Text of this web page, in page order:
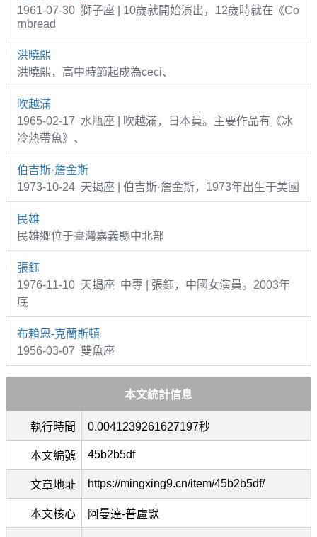
1961-07-30 獅子座 | 10歲就開始演出，12歲時就在《Co
rnbread
洪曉熙
洪曉熙，高中時節起成為ceci、
吹越滿
1965-02-17 水瓶座 | 吹越滿，日本員。主要作品有《冰
冷熱帶魚》、
伯吉斯·詹金斯
1973-10-24 天蝎座 | 伯吉斯·詹金斯，1973年出生于美國
民雄
民雄鄉位于臺灣嘉義縣中北部
張鈺
1976-11-10 天蝎座 中專 | 張鈺，中國女演員。2003年
底
布賴恩-克蘭斯頓
1956-03-07 雙魚座
本文統計信息
執行時間 0.0041239261627197秒
本文編號 45b2b5df
文章地址 https://mingxing9.cn/item/45b2b5df/
本文核心 阿曼達-普盧默